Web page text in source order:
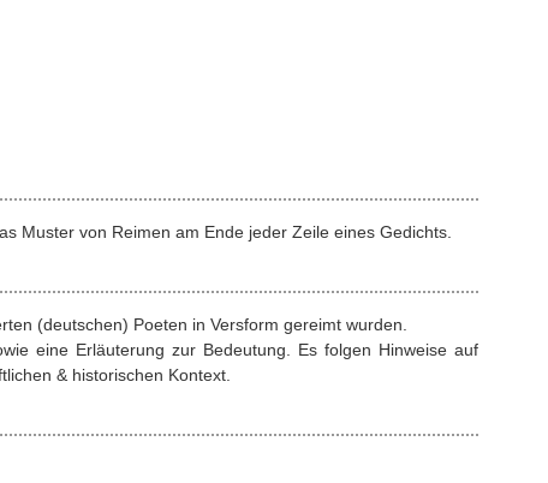
Muster von Reimen am Ende jeder Zeile eines Gedichts.
(deutschen) Poeten in Versform gereimt wurden.
eine Erläuterung zur Bedeutung. Es folgen Hinweise auf
& historischen Kontext.